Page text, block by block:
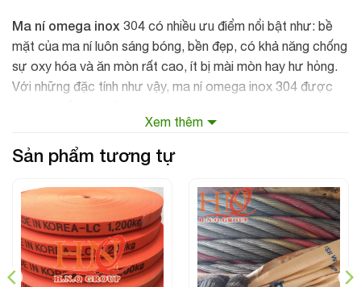
Ma ní omega inox 304 có nhiều ưu điểm nổi bật như: bề
mặt của ma ní luôn sáng bóng, bền đẹp, có khả năng chống
sự oxy hóa và ăn mòn rất cao, ít bị mài mòn hay hư hỏng.
Với những đặc tính như vậy, ma ní omega inox 304 được
Xem thêm
Sản phẩm tương tự